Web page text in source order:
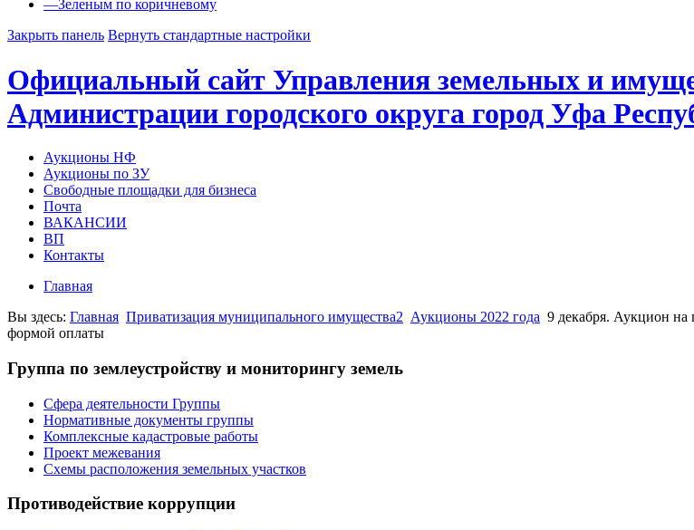
—Зеленым по коричневому
Закрыть панель Вернуть стандартные настройки
Официальный сайт Управления земельных и
Администрации городского округа город Уфа
Аукционы НФ
Аукционы по ЗУ
Свободные площадки для бизнеса
Почта
ВАКАНСИИ
ВП
Контакты
Главная
Вы здесь: Главная Приватизация муниципального имущества2 Аукционы 2022 года 9 декабря. Аукцион на
формой оплаты
Группа по землеустройству и мониторингу земель
Сфера деятельности Группы
Нормативные документы группы
Комплексные кадастровые работы
Проект межевания
Схемы расположения земельных участков
Противодействие коррупции